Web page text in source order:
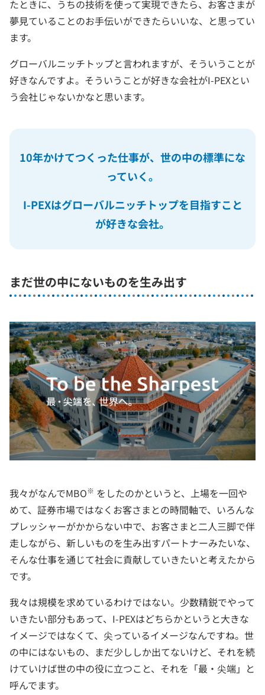
たときに、うちの技術を使って実現できたら、お客さまが
夢見ていることのお手伝いができたらいいな、と思ってい
ます。
グローバルニッチトップと言われますが、そういうことが
好きなんですよ。そういうことが好きな会社がI-PEXとい
う会社じゃないかなと思います。
10年かけてつくった仕事が、世の中の標準にな
っていく。
I-PEXはグローバルニッチトップを目指すこと
が好きな会社。
まだ世の中にないものを生み出す
我々がなんでMBO※ をしたのかというと、上場を一回や
めて、証券市場ではなくお客さまとの時間軸で、いろんな
プレッシャーがかからない中で、お客さまと二人三脚で伴
走しながら、新しいものを生み出すパートナーみたいな、
そんな仕事を通じて社会に貢献していきたいと考えたから
です。
我々は規模を求めているわけではない。少数精鋭でやって
いきたい部分もあって、I-PEXはどちらかというと大きな
イメージではなくて、尖っているイメージなんですね。世
の中にはないもの、まだ少ししか出てないけど、それを続
けていけば世の中の役に立つこと、それを「最・尖端」と
呼んでます。